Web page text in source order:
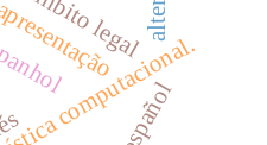
computacional.
español
Âmbito legal